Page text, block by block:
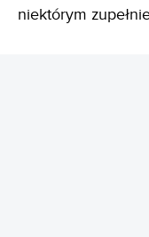
niektórym